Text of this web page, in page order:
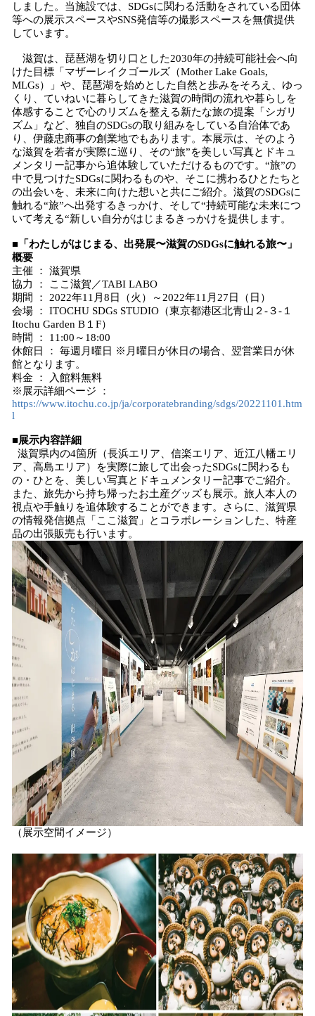
しました。当施設では、SDGsに関わる活動をされている団体
等への展示スペースやSNS発信等の撮影スペースを無償提供
しています。
滋賀は、琵琶湖を切り口とした2030年の持続可能社会へ向
けた目標「マザーレイクゴールズ（Mother Lake Goals,
MLGs）」や、琵琶湖を始めとした自然と歩みをそろえ、ゆっ
くり、ていねいに暮らしてきた滋賀の時間の流れや暮らしを
体感することで心のリズムを整える新たな旅の提案「シガリ
ズム」など、独自のSDGsの取り組みをしている自治体であ
り、伊藤忠商事の創業地でもあります。本展示は、そのよう
な滋賀を若者が実際に巡り、その“旅”を美しい写真とドキュ
メンタリー記事から追体験していただけるものです。“旅”の
中で見つけたSDGsに関わるものや、そこに携わるひとたちと
の出会いを、未来に向けた想いと共にご紹介。滋賀のSDGsに
触れる“旅”へ出発するきっかけ、そして“持続可能な未来につ
いて考える“新しい自分がはじまるきっかけを提供します。
■ 「わたしがはじまる、出発展〜滋賀のSDGsに触れる旅〜」
概要
主催 ： 滋賀県
協力 ： ここ滋賀／TABI LABO
期間 ： 2022年11月8日（火）～2022年11月27日（日）
会場 ： ITOCHU SDGs STUDIO（東京都港区北青山２-３-１
Itochu Garden B１F）
時間 ： 11:00～18:00
休館日 ： 毎週月曜日 ※月曜日が休日の場合、翌営業日が休
館となります。
料金 ： 入館料無料
※展示詳細ページ ：
https://www.itochu.co.jp/ja/corporatebranding/sdgs/20221101.htm
l
■展示内容詳細
滋賀県内の4箇所（長浜エリア、信楽エリア、近江八幡エリ
ア、高島エリア）を実際に旅して出会ったSDGsに関わるも
の・ひとを、美しい写真とドキュメンタリー記事でご紹介。
また、旅先から持ち帰ったお土産グッズも展示。旅人本人の
視点や手触りを追体験することができます。さらに、滋賀県
の情報発信拠点「ここ滋賀」とコラボレーションした、特産
品の出張販売も行います。
（展示空間イメージ）